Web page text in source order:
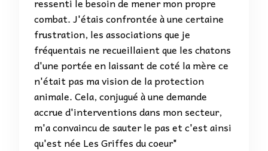
combat. J'étais confrontée à une certaine
frustration, les associations que je
fréquentais ne recueillaient que les chatons
d'une portée en laissant de coté la mère ce
n'était pas ma vision de la protection
animale. Cela, conjugué à une demande
accrue d'interventions dans mon secteur,
m'a convaincu de sauter le pas et c'est ainsi
qu'est née Les Griffes du coeur"